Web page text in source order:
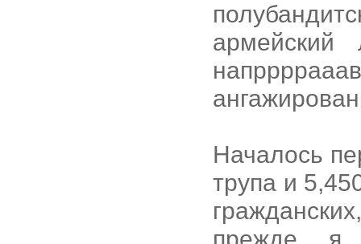
армейский
Началось
трупа и